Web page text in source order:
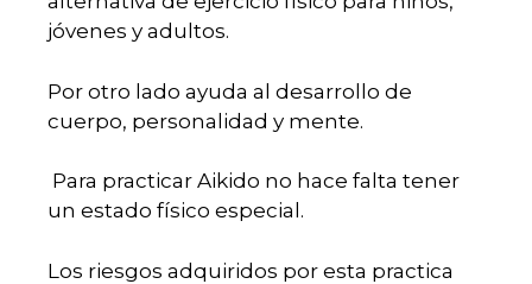
jóvenes y adultos.
Por otro lado ayuda al desarrollo de
cuerpo, personalidad y mente.
Para practicar Aikido no hace falta tener
un estado físico especial.
Los riesgos adquiridos por esta practica